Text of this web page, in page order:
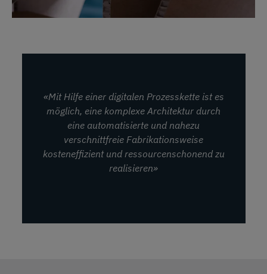
«Mit Hilfe einer digitalen Prozesskette ist es
möglich, eine komplexe Architektur durch
eine automatisierte und nahezu
verschnittfreie Fabrikationsweise
kosteneffizient und ressourcenschonend zu
realisieren»